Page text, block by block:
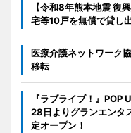
【令和8年熊本地震 復
宅等10戸を無償で貸し
医療介護ネットワーク
移転
『ラブライブ！』POP
28日よりグランエンタ
定オープン！